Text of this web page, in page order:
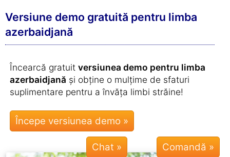
Versiune demo gratuită pentru limba
azerbaidjană
Încearcă gratuit versiunea demo pentru limba
azerbaidjană și obține o mulțime de sfaturi
suplimentare pentru a învăța limbi străine!
Chat »